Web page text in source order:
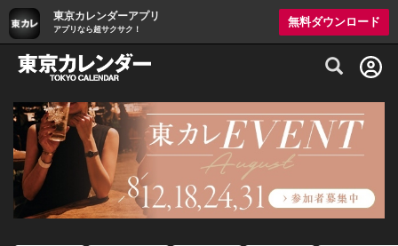
東京カレンダーアプリ
アプリなら超サクサク！
無料ダウンロード
グルメ情報・プレミアムレストラン予約